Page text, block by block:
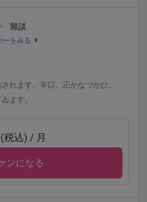
雜談
ーをみる
れます。辛口、正かなづかひ。
ます。
税込) / 月
ンになる